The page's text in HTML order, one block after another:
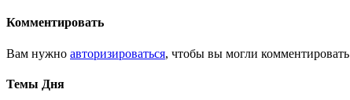
Комментировать
Вам нужно авторизироваться, чтобы вы могли комментировать
Темы Дня